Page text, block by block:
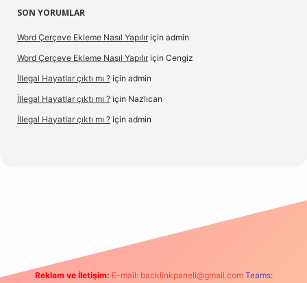
SON YORUMLAR
Word Çerçeve Ekleme Nasıl Yapılır için admin
Word Çerçeve Ekleme Nasıl Yapılır için Cengiz
İllegal Hayatlar çıktı mı ? için admin
İllegal Hayatlar çıktı mı ? için Nazlıcan
İllegal Hayatlar çıktı mı ? için admin
Reklam ve İletişim: E-mail: backlinkpaneli@gmail.com Teams: